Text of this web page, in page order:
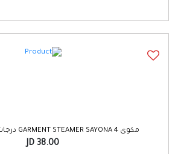
مكوى GARMENT STEAMER SAYONA 4 درجات حرارة 1800واط
38.00 JD